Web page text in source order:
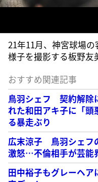
21年11月、神宮球場
様子を撮影する板野友
おすすめ関連記事
鳥羽シェフ 契約解除
れた和田アキ子に「
る暴走ぶり
広末涼子 鳥羽シェフ
激怒…不倫相手が芸能
田中裕子もグレーヘ